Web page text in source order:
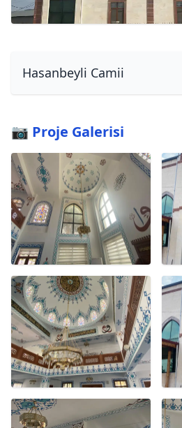
Hasanbeyli Camii
📷 Proje Galerisi